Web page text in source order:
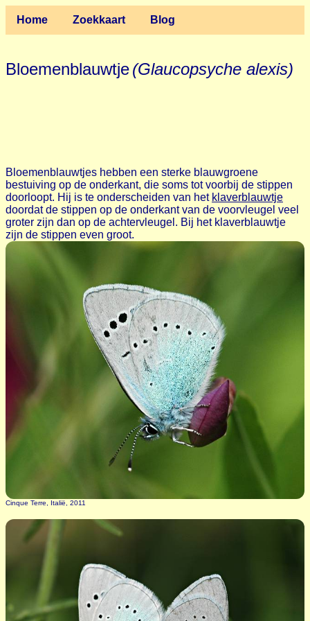
Home Zoekkaart Blog
Bloemenblauwtje(Glaucopsyche alexis)
Bloemenblauwtjes hebben een sterke blauwgroene
bestuiving op de onderkant, die soms tot voorbij de stippen
doorloopt. Hij is te onderscheiden van het klaverblauwtje
doordat de stippen op de onderkant van de voorvleugel veel
groter zijn dan op de achtervleugel. Bij het klaverblauwtje
zijn de stippen even groot.
Cinque Terre, Italië, 2011